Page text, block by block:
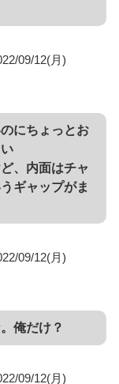
09/12(月)
にちょっとお
、内面はチャ
ギャップがま
09/12(月)
俺だけ？
09/12(月)